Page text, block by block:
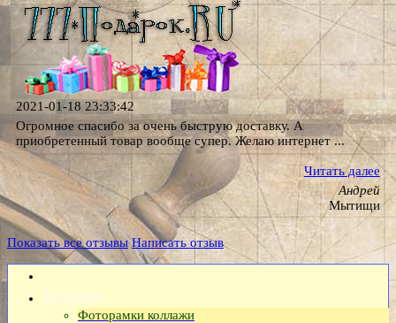
2021-01-18 23:33:42
Огромное спасибо за очень быструю доставку. А
приобретенный товар вообще супер. Желаю интернет ...
Читать далее
Андрей
Мытищи
Показать все отзывы Написать отзыв
Каталог
Фоторамки коллажи